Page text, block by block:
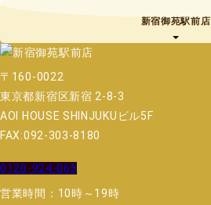
新宿御苑駅前店
〒160-0022
東京都新宿区新宿 2-8-3
AOI HOUSE SHINJUKUビル5F
FAX:092-303-8180
0120-924-065
営業時間：10時～19時